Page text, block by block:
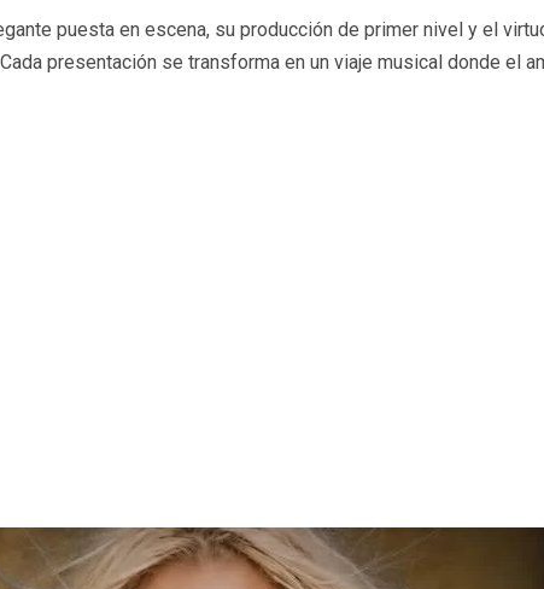
puesta en escena, su producción de primer nivel y el
presentación se transforma en un viaje musical donde el